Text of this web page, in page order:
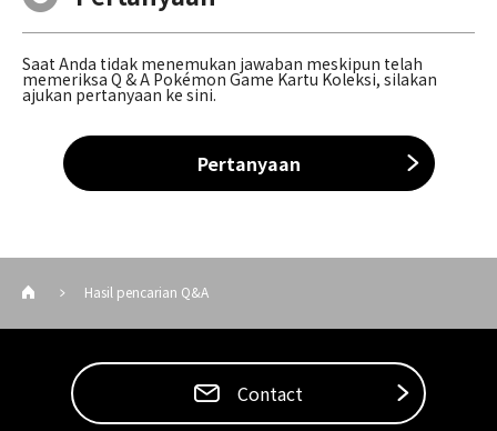
Saat Anda tidak menemukan jawaban meskipun telah
memeriksa Q & A Pokémon Game Kartu Koleksi, silakan
ajukan pertanyaan ke sini.
Pertanyaan
Hasil pencarian Q&A
Contact